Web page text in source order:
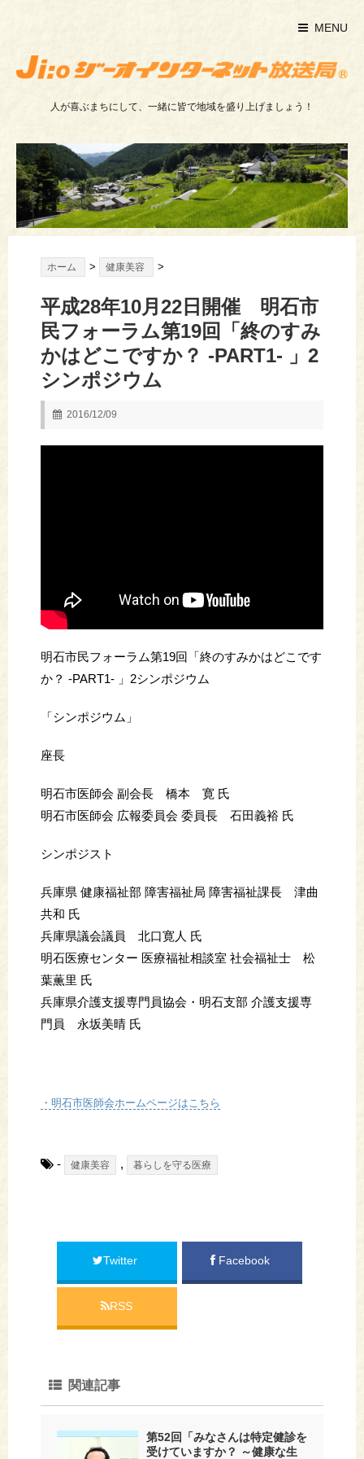
MENU
人が喜ぶまちにして、一緒に皆で地域を盛り上げましょう！
ホーム > 健康美容 >
平成28年10月22日開催 明石市
民フォーラム第19回「終のすみ
かはどこですか？ -PART1- 」2
シンポジウム
2016/12/09
明石市民フォーラム第19回「終のすみかはどこです
か？ -PART1- 」2シンポジウム
「シンポジウム」
座長
明石市医師会 副会長 橋本 寛 氏
明石市医師会 広報委員会 委員長 石田義裕 氏
シンポジスト
兵庫県 健康福祉部 障害福祉局 障害福祉課長 津曲
共和 氏
兵庫県議会議員 北口寛人 氏
明石医療センター 医療福祉相談室 社会福祉士 松
葉薫里 氏
兵庫県介護支援専門員協会・明石支部 介護支援専
門員 永坂美晴 氏
・明石市医師会ホームページはこちら
- 健康美容 , 暮らしを守る医療
Twitter Facebook
RSS
関連記事
第52回「みなさんは特定健診を
受けていますか？ ～健康な生